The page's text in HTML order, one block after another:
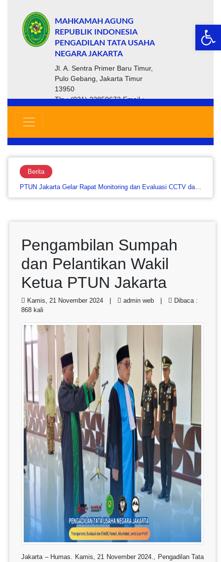
MAHKAMAH AGUNG
REPUBLIK INDONESIA
PENGADILAN TATA USAHA
NEGARA JAKARTA
Jl. A. Sentra Primer Baru Timur,
Pulo Gebang, Jakarta Timur
13950
Tlp : (021) 22859672 Email :
Berita
PTUN Jakarta Gelar Rapat Monitoring dan Evaluasi SAKIP Triwulan II untuk Penguatan Akuntabilitas Kinerja
Pengambilan Sumpah
dan Pelantikan Wakil
Ketua PTUN Jakarta
Kamis, 21 November 2024 | admin web |
Dibaca :
868 kali
Jakarta – Humas. Kamis, 21 November 2024., Pengadilan Tata